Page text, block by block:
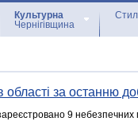
Культурна
Чернігівщина
області за останню
9